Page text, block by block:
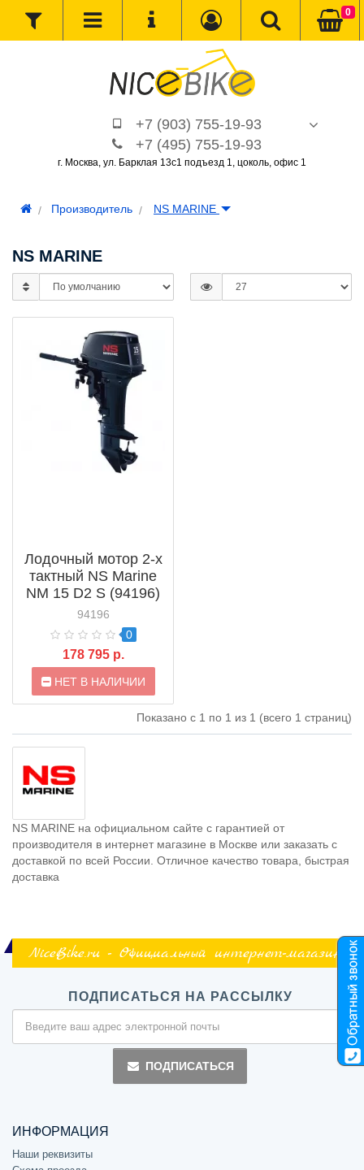
+7 (903) 755-19-93
+7 (495) 755-19-93
г. Москва, ул. Барклая 13с1 подъезд 1, цоколь, офис 1
0
Производитель NS MARINE
NS MARINE
Лодочный мотор 2-х
тактный NS Marine
NM 15 D2 S (94196)
94196
0
178 795 р.
НЕТ В НАЛИЧИИ
Показано с 1 по 1 из 1 (всего 1 страниц)
NS MARINE на официальном сайте с гарантией от
производителя в интернет магазине в Москве или заказать с
доставкой по всей России. Отличное качество товара, быстрая
доставка
NiceBike.ru - Официальный интернет-магазин
ПОДПИСАТЬСЯ НА РАССЫЛКУ
ПОДПИСАТЬСЯ
ИНФОРМАЦИЯ
Наши реквизиты